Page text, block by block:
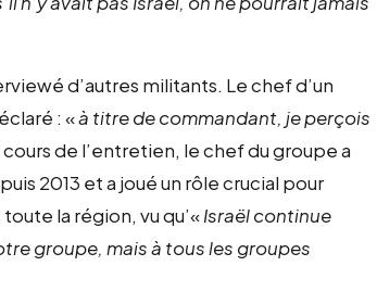
d’autres militants. Le chef d’un
: «à titre de commandant, je perçois
cours de l’entretien, le chef du groupe a
2013 et a joué un rôle crucial pour
la région, vu qu’«Israël continue
groupe, mais à tous les groupes